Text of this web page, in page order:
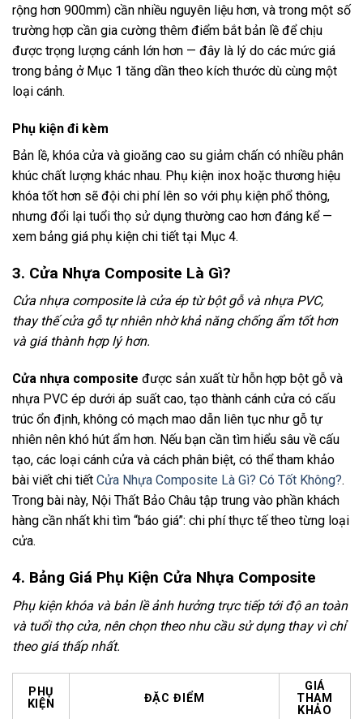
rộng hơn 900mm) cần nhiều nguyên liệu hơn, và trong một số
trường hợp cần gia cường thêm điểm bắt bản lề để chịu
được trọng lượng cánh lớn hơn — đây là lý do các mức giá
trong bảng ở Mục 1 tăng dần theo kích thước dù cùng một
loại cánh.
Phụ kiện đi kèm
Bản lề, khóa cửa và gioăng cao su giảm chấn có nhiều phân
khúc chất lượng khác nhau. Phụ kiện inox hoặc thương hiệu
khóa tốt hơn sẽ đội chi phí lên so với phụ kiện phổ thông,
nhưng đổi lại tuổi thọ sử dụng thường cao hơn đáng kể —
xem bảng giá phụ kiện chi tiết tại Mục 4.
3. Cửa Nhựa Composite Là Gì?
Cửa nhựa composite là cửa ép từ bột gỗ và nhựa PVC,
thay thế cửa gỗ tự nhiên nhờ khả năng chống ẩm tốt hơn
và giá thành hợp lý hơn.
Cửa nhựa composite được sản xuất từ hỗn hợp bột gỗ và
nhựa PVC ép dưới áp suất cao, tạo thành cánh cửa có cấu
trúc ổn định, không có mạch mao dẫn liên tục như gỗ tự
nhiên nên khó hút ẩm hơn. Nếu bạn cần tìm hiểu sâu về cấu
tạo, các loại cánh cửa và cách phân biệt, có thể tham khảo
bài viết chi tiết Cửa Nhựa Composite Là Gì? Có Tốt Không?.
Trong bài này, Nội Thất Bảo Châu tập trung vào phần khách
hàng cần nhất khi tìm “báo giá”: chi phí thực tế theo từng loại
cửa.
4. Bảng Giá Phụ Kiện Cửa Nhựa Composite
Phụ kiện khóa và bản lề ảnh hưởng trực tiếp tới độ an toàn
và tuổi thọ cửa, nên chọn theo nhu cầu sử dụng thay vì chỉ
theo giá thấp nhất.
PHỤ
KIỆN
ĐẶC ĐIỂM
GIÁ
THAM
KHẢO